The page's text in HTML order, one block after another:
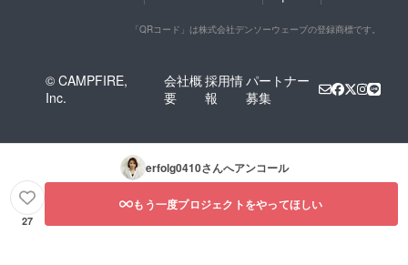
「QRコード」は株式会社デンソーウェーブの登録商標です。
© CAMPFIRE,
Inc.
会社概
要
採用情
報
パートナー
募集
erfolg0410さんへアンコール
27
もう一度プロジェクトをやってほしい